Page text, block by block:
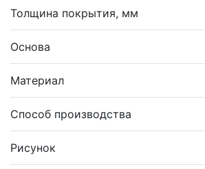
Толщина покрытия, мм
Основа
Материал
Способ производства
Рисунок